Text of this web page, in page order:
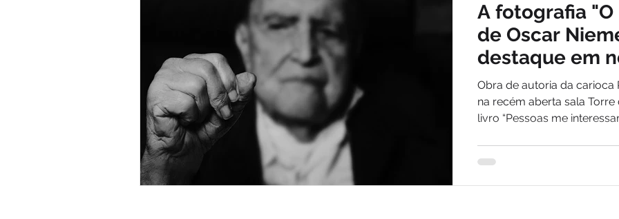
Esportes Gastronomia Agenda ESG
Boteco Zé Mané Na Brasa Costelaria
Base Contabilidade Podcast
A fotografia
de Oscar
destaque em
Museu Oscar
Obra de autoria da carioca
na recém aberta sala
livro “Pessoas me